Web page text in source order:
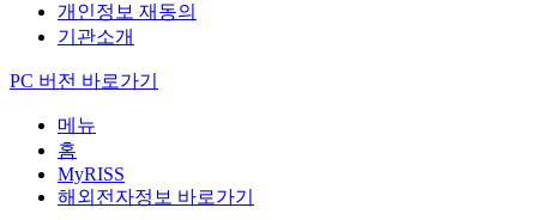
개인정보 재동의
기관소개
PC 버전 바로가기
메뉴
홈
MyRISS
해외전자정보 바로가기